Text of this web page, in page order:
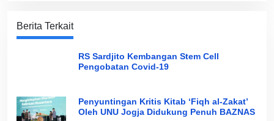
Berita Terkait
RS Sardjito Kembangan Stem Cell
Pengobatan Covid-19
Penyuntingan Kritis Kitab ‘Fiqh al-Zakat’
Oleh UNU Jogja Didukung Penuh BAZNAS